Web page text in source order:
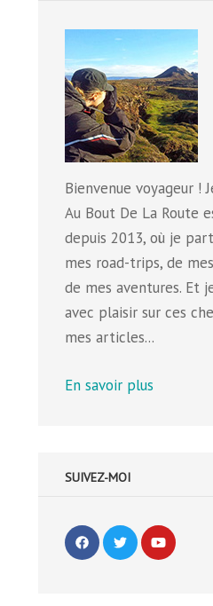
Bienvenue voyageur !
Au Bout De La Route
depuis 2013, où je
mes road-trips, de
de mes aventures. Et
avec plaisir sur ces
mes articles...
En savoir plus
SUIVEZ-MOI